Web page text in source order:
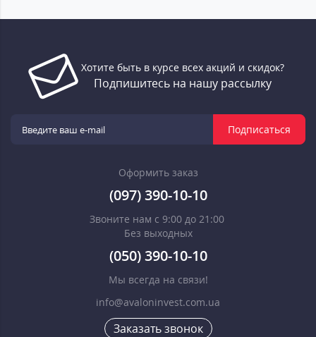
Хотите быть в курсе всех акций и скидок?
Подпишитесь на нашу рассылку
Подписаться
Оформить заказ
(097) 390-10-10
Звоните нам с 9:00 до 21:00
Без выходных
(050) 390-10-10
Мы всегда на связи!
info@avaloninvest.com.ua
Заказать звонок